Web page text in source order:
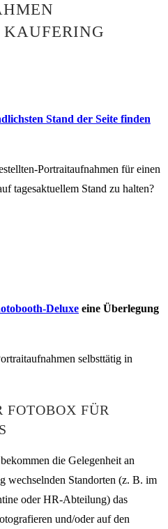
Stand der Seite finden
Portraitaufnahmen für einen
tagesaktuellem Stand zu halten?
Deluxe eine Überlegung
FOTOBOX FÜR
die Gelegenheit an
wechselnden Standorten (z. B. im
oder HR-Abteilung) das
und/oder auf den